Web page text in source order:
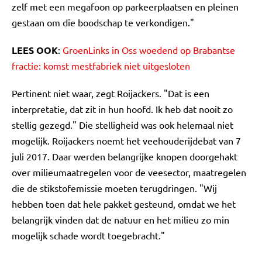
zelf met een megafoon op parkeerplaatsen en pleinen
gestaan om die boodschap te verkondigen."
LEES OOK: GroenLinks in Oss woedend op Brabantse
fractie: komst mestfabriek niet uitgesloten
Pertinent niet waar, zegt Roijackers. "Dat is een
interpretatie, dat zit in hun hoofd. Ik heb dat nooit zo
stellig gezegd." Die stelligheid was ook helemaal niet
mogelijk. Roijackers noemt het veehouderijdebat van 7
juli 2017. Daar werden belangrijke knopen doorgehakt
over milieumaatregelen voor de veesector, maatregelen
die de stikstofemissie moeten terugdringen. "Wij
hebben toen dat hele pakket gesteund, omdat we het
belangrijk vinden dat de natuur en het milieu zo min
mogelijk schade wordt toegebracht."